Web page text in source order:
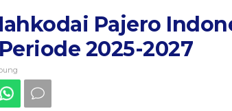
One
Krakatau
2027
Pajero
2025-2027